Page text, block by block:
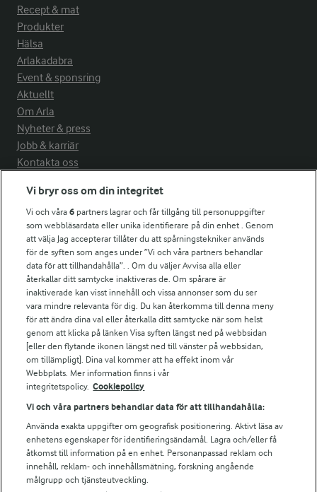
Recept & mat
Produkter
Hälsa
Arlakadabra
Event & sponsring
Aktuellt
Om Arla
Nyheter & press
Jobb & karriär
Kontakta oss
Arla in other countries
Fler Arlasajter
För ägare
Arlas kundportal
Arla.com
Falbygdens Ost
Arla webbshop
Bildbank
Följ oss
Vi bryr oss om din integritet
Vi och våra6 partners lagrar och får tillgång till personuppgifter
som webbläsardata eller unika identifierare på din enhet . Genom
att välja Jag accepterar tillåter du att spårningstekniker används
för de syften som anges under ”Vi och våra partners behandlar
data för att tillhandahålla”. . Om du väljer Avvisa alla eller
återkallar ditt samtycke inaktiveras de. Om spårare är
inaktiverade kan visst innehåll och vissa annonser som du ser
vara mindre relevanta för dig. Du kan återkomma till denna meny
för att ändra dina val eller återkalla ditt samtycke när som helst
genom att klicka på länken Visa syften längst ned på webbsidan
[eller den flytande ikonen längst ned till vänster på webbsidan,
om tillämpligt]. Dina val kommer att ha effekt inom vår
Webbplats. Mer information finns i vår
integritetspolicy. Cookiepolicy
Vi och våra partners behandlar data för att tillhandahålla:
Använda exakta uppgifter om geografisk positionering. Aktivt läsa av
enhetens egenskaper för identifieringsändamål. Lagra och/eller få
åtkomst till information på en enhet. Personanpassad reklam och
innehåll, reklam- och innehållsmätning, forskning angående
målgrupp och tjänsteutveckling.